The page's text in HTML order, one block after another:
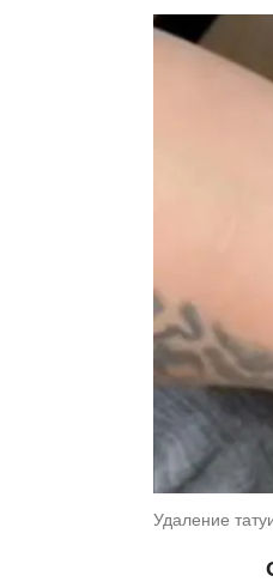
Удаление